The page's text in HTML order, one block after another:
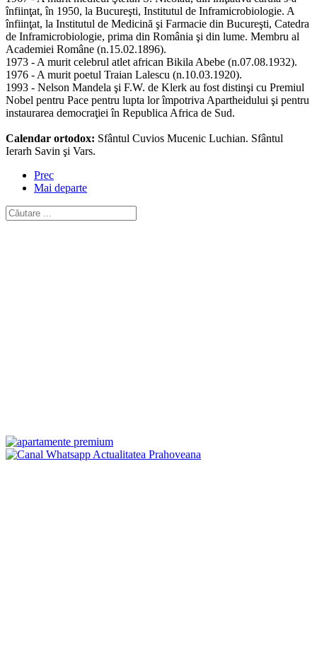
înfiinţat, în 1950, la Bucureşti, Institutul de Inframicrobiologie. A
înfiinţat, la Institutul de Medicină şi Farmacie din Bucureşti, Catedra
de Inframicrobiologie, prima din România şi din lume. Membru al
Academiei Române (n.15.02.1896).
1973 - A murit celebrul atlet african Bikila Abebe (n.07.08.1932).
1976 - A murit poetul Traian Lalescu (n.10.03.1920).
1993 - Nelson Mandela şi F.W. de Klerk au fost distinşi cu Premiul
Nobel pentru Pace pentru lupta lor împotriva Apartheidului şi pentru
instaurarea democraţiei în Republica Africa de Sud.
Calendar ortodox: Sfântul Cuvios Mucenic Luchian. Sfântul
Ierarh Savin şi Vars.
Prec
Mai departe